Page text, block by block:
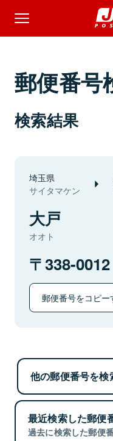
郵便番号
検索結果
埼玉県
サイタマケン
大戸
オオト
338-0012
郵便番号をコピー
他の郵便番号を検
最近検索した郵便
過去に検索した郵便